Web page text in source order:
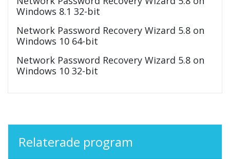
Windows 8.1 32-bit
Network Password Recovery Wizard 5.8 on
Windows 10 64-bit
Network Password Recovery Wizard 5.8 on
Windows 10 32-bit
Relaterade program